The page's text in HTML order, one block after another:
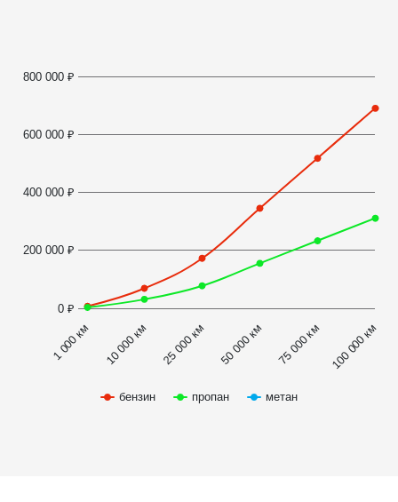
бензин пропан метан
1 000 км 10 000 км 25 000 км 50 000 км 75 000 км 100 000 км
0 ₽
200 000 ₽
400 000 ₽
600 000 ₽
800 000 ₽